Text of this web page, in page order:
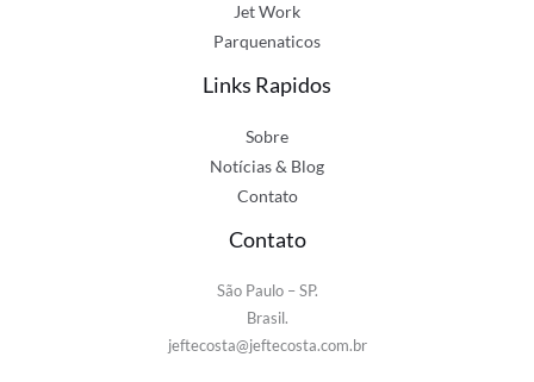
Jet Work
Parquenaticos
Links Rapidos
Sobre
Notícias & Blog
Contato
Contato
São Paulo – SP.
Brasil.
jeftecosta@jeftecosta.com.br